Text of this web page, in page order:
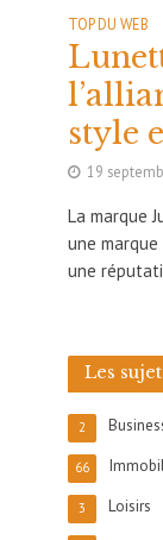
TOP DU WEB
style
19
La marque
une
une
Les
2
66
Loisirs
3